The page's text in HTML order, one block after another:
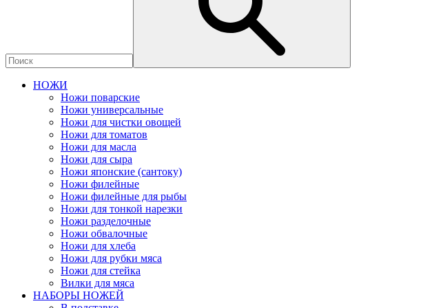
НОЖИ
Ножи поварские
Ножи универсальные
Ножи для чистки овощей
Ножи для томатов
Ножи для масла
Ножи для сыра
Ножи японские (сантоку)
Ножи филейные
Ножи филейные для рыбы
Ножи для тонкой нарезки
Ножи разделочные
Ножи обвалочные
Ножи для хлеба
Ножи для рубки мяса
Ножи для стейка
Вилки для мяса
НАБОРЫ НОЖЕЙ